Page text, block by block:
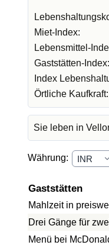
Miet-Index:
Lebensmittel-
Gaststätten-Index:
Index
Örtliche Kaufkraft:
Sie leben in
Währung:
Gaststätten
Mahlzeit in
Drei Gänge für
Menü bei